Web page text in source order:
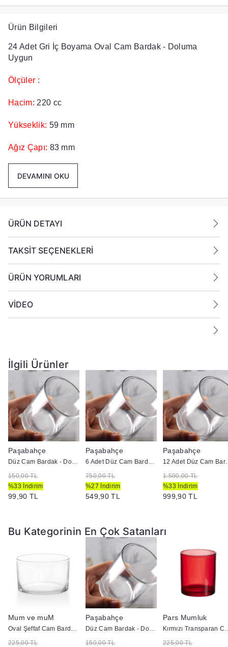
Ürün Bilgileri
24 Adet Gri İç Boyama Oval Cam Bardak - Doluma
Uygun
Ölçüler :
Hacim: 220 cc
Yükseklik: 59 mm
Ağız Çapı: 83 mm
DEVAMINI OKU
ÜRÜN DETAYI
TAKSİT SEÇENEKLERİ
ÜRÜN YORUMLARI
VİDEO
İlgili Ürünler
Paşabahçe
Düz Cam Bardak - Doluma Uygun
150,00 TL
%33 İndirim
99,90 TL
Paşabahçe
6 Adet Düz Cam Bardak - Doluma Uygun
750,00 TL
%27 İndirim
549,90 TL
Paşabahçe
12 Adet
1.500,00 TL
%33 İndirim
999,90 TL
Bu Kategorinin En Çok Satanları
Mum ve muM
Oval Şeffaf Cam Bardak - Doluma Uygun
225,00 TL
Paşabahçe
Düz Cam Bardak - Doluma Uygun
150,00 TL
Pars Mumluk
Kırmızı Transparan
225,00 TL